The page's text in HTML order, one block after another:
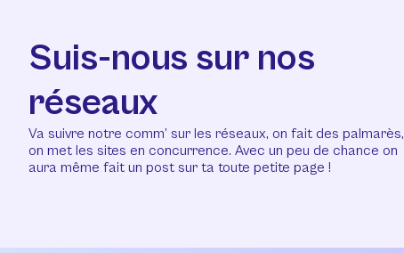
Suis-nous sur nos
réseaux
Va suivre notre comm’ sur les réseaux, on fait des palmarès,
on met les sites en concurrence. Avec un peu de chance on
aura même fait un post sur ta toute petite page !